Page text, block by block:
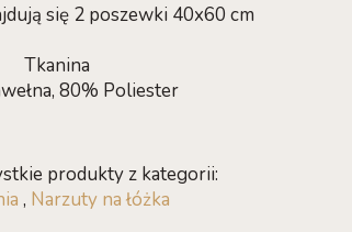
się 2 poszewki 40x60 cm
Tkanina
80% Poliester
produkty z kategorii:
, Narzuty na łóżka